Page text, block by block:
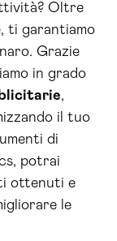
Oltre
ti garantiamo
Grazie
in grado
,
il tuo
di
potrai
ottenuti e
le